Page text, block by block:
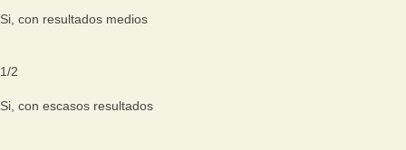
Si, con resultados medios
1/2
Si, con escasos resultados